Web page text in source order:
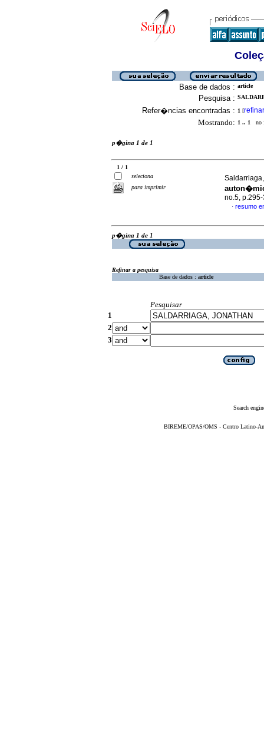
Base de dados : article
Pesquisa :
Refer�ncias encontradas : 1 [refinar
Mostrando: 1 .. 1 no
p�gina 1 de 1
1 / 1
seleciona
para imprimir
no.5,
· resumo
p�gina 1 de 1
Refinar a pesquisa
Base de dados : article
Pesquisar
1
2
3
Search
BIREME/OPAS/OMS - Centro Latino-